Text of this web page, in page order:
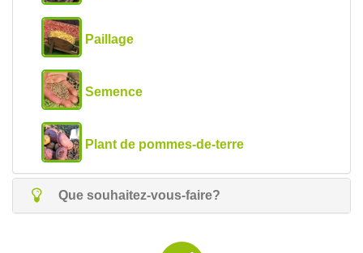
Paillage
Semence
Plant de pommes-de-terre
Que souhaitez-vous-faire?